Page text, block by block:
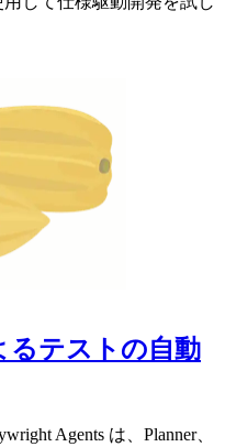
るテストの自動
Agents は、Planner、